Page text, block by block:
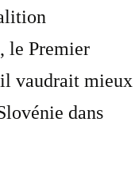
le Premier
vaudrait mieux
dans